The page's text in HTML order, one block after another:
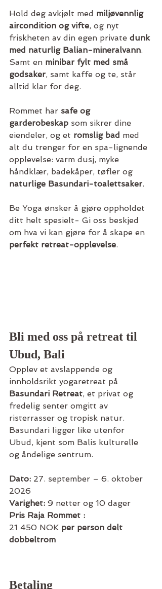
Hold deg avkjølt med miljøvennlig
aircondition og vifte, og nyt
friskheten av din egen private dunk
med naturlig Balian-mineralvann.
Samt en minibar fylt med små
godsaker, samt kaffe og te, står
alltid klar for deg.
Rommet har safe og
garderobeskap som sikrer dine
eiendeler, og et romslig bad med
alt du trenger for en spa-lignende
opplevelse: varm dusj, myke
håndklær, badekåper, tøfler og
naturlige Basundari-toalettsaker.
Be Yoga ønsker å gjøre oppholdet
ditt helt spesielt- Gi oss beskjed
om hva vi kan gjøre for å skape en
perfekt retreat-opplevelse.
Bli med oss på retreat til
Ubud, Bali
Opplev et avslappende og
innholdsrikt yogaretreat på
Basundari Retreat, et privat og
fredelig senter omgitt av
risterrasser og tropisk natur.
Basundari ligger like utenfor
Ubud, kjent som Balis kulturelle
og åndelige sentrum.
Dato: 27. september – 6. oktober
2026
Varighet: 9 netter og 10 dager
Pris Raja Rommet :
21 450 NOK per person delt
dobbeltrom
Betaling